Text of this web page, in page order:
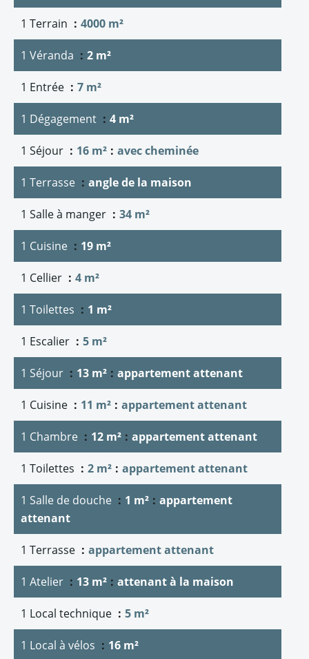
1 Terrain 4000 m²
1 Véranda 2 m²
1 Entrée 7 m²
1 Dégagement 4 m²
1 Séjour 16 m² avec cheminée
1 Terrasse angle de la maison
1 Salle à manger 34 m²
1 Cuisine 19 m²
1 Cellier 4 m²
1 Toilettes 1 m²
1 Escalier 5 m²
1 Séjour 13 m² appartement attenant
1 Cuisine 11 m² appartement attenant
1 Chambre 12 m² appartement attenant
1 Toilettes 2 m² appartement attenant
1 Salle de douche 1 m²
appartement
attenant
1 Terrasse appartement attenant
1 Atelier 13 m² attenant à la maison
1 Local technique 5 m²
1 Local à vélos 16 m²